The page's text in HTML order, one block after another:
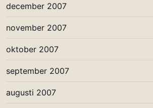
december 2007
november 2007
oktober 2007
september 2007
augusti 2007